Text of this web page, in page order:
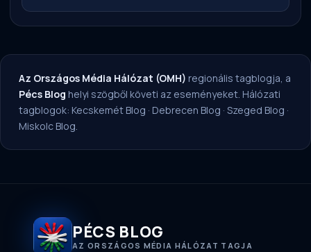
Az Országos Média Hálózat (OMH) regionális tagblogja, a
Pécs Blog helyi szögből követi az eseményeket. Hálózati
tagblogok: Kecskemét Blog · Debrecen Blog · Szeged Blog ·
Miskolc Blog.
PÉCS BLOG
AZ ORSZÁGOS MÉDIA HÁLÓZAT TAGJA